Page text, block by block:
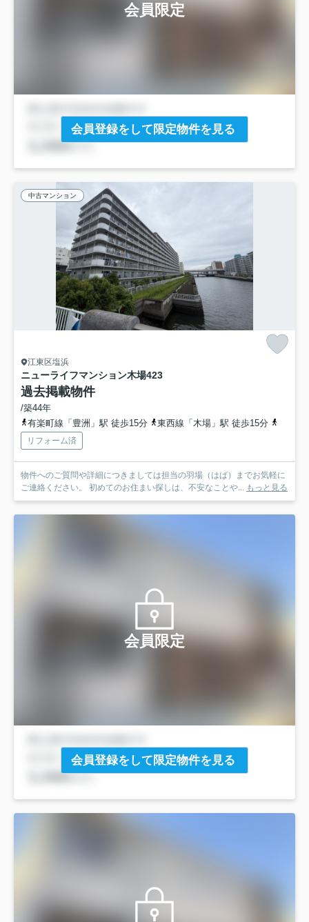
会員限定
会員登録をして限定物件を見る
中古マンション
江東区塩浜
ニューライフマンション木場423
過去掲載物件
/築44年
有楽町線「豊洲」駅 徒歩15分
東西線「木場」駅 徒歩15分
リフォーム済
物件へのご質問や詳細につきましては担当の羽場（はば）までお気軽に
ご連絡ください。 初めてのお住まい探しは、不安なことや... もっと見る
会員限定
会員登録をして限定物件を見る